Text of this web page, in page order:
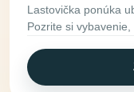
Lastovička ponúka
Pozrite si